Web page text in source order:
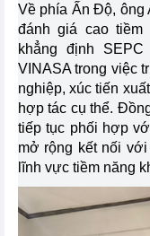
Về phía Ấn Độ, ông
đánh giá cao
khẳng định
VINASA trong việc
nghiệp, xúc tiến
hợp tác cụ thể.
tiếp tục phối hợp
mở rộng kết nối
lĩnh vực tiềm năng